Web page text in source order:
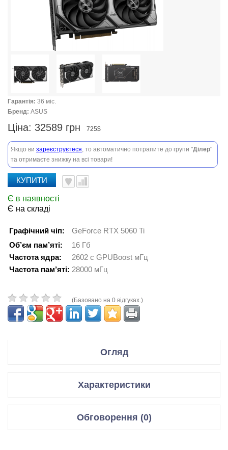
Гарантія: 36 міс.
Бренд: ASUS
Ціна: 32589 грн 725$
Якщо ви зареєструєтеся, то автоматично потрапите до групи "Ділер"
та отримаєте знижку на всі товари!
КУПИТИ
Є в наявності
Є на складі
Графічний чіп:
GeForce RTX 5060 Ti
Об’єм пам’яті:
16 Гб
Частота ядра:
2602 с GPUBoost мГц
Частота пам’яті: 28000 мГц
(Базовано на 0 відгуках.)
Огляд
Код производителя DUAL-RTX5060TI-OC16G
Характеристики
Обговорення (0)